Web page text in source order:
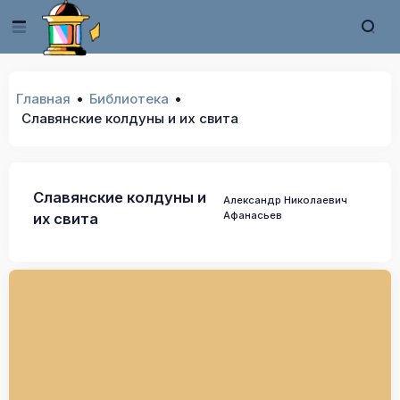
Главная
Библиотека
Славянские колдуны и их свита
Славянские колдуны и
их свита
Александр Николаевич
Афанасьев